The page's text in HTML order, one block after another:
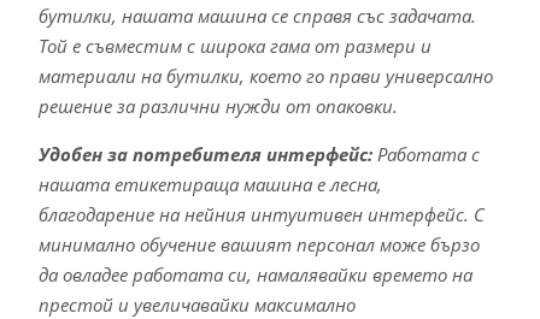
бутилки, нашата машина се справя със задачата.
Той е съвместим с широка гама от размери и
материали на бутилки, което го прави универсално
решение за различни нужди от опаковки.
Удобен за потребителя интерфейс:Работата с
нашата етикетираща машина е лесна,
благодарение на нейния интуитивен интерфейс. С
минимално обучение вашият персонал може бързо
да овладее работата си, намалявайки времето на
престой и увеличавайки максимално